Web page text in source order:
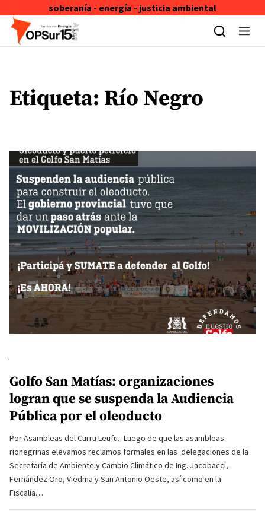
soberanía - energía - justicia ambiental
Skip to content
Etiqueta: Río Negro
Golfo San Matías: organizaciones
logran que se suspenda la Audiencia
Pública por el oleoducto
Por Asambleas del Curru Leufu.- Luego de que las asambleas
rionegrinas elevamos reclamos formales en las delegaciones de la
Secretaría de Ambiente y Cambio Climático de Ing. Jacobacci,
Fernández Oro, Viedma y San Antonio Oeste, así como en la
Fiscalía…